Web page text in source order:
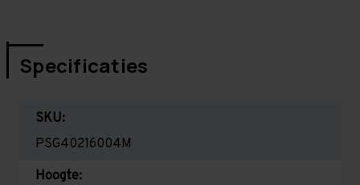
Specificaties
SKU:
PSG40216004M
Hoogte: